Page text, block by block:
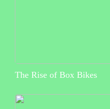
The Rise of Box Bikes